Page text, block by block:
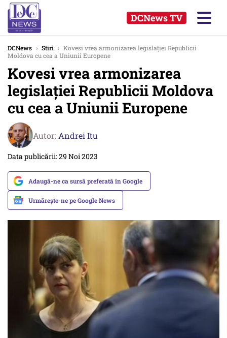
DCNews TV
DCNews › Stiri › Kovesi vrea armonizarea legislației Republicii
Moldova cu cea a Uniunii Europene
Kovesi vrea armonizarea
legislației Republicii Moldova
cu cea a Uniunii Europene
Autor: Andrei Itu
Data publicării: 29 Noi 2023
Adaugă-ne ca sursă preferată în Google
Urmărește-ne pe Google News